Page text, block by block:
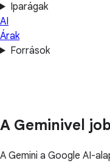
Iparágak
AI
Árak
Források
A Geminivel
A Gemini a Google AI-